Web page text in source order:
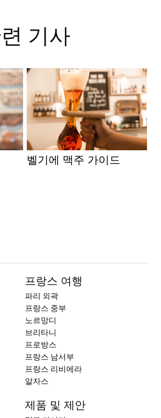
관련 기사
벨기에 맥주 가이드
프랑스 여행
파리 외곽
프랑스 중부
노르망디
브리타니
프로방스
프랑스 남서부
프랑스 리비에라
알자스
제품 및 제안